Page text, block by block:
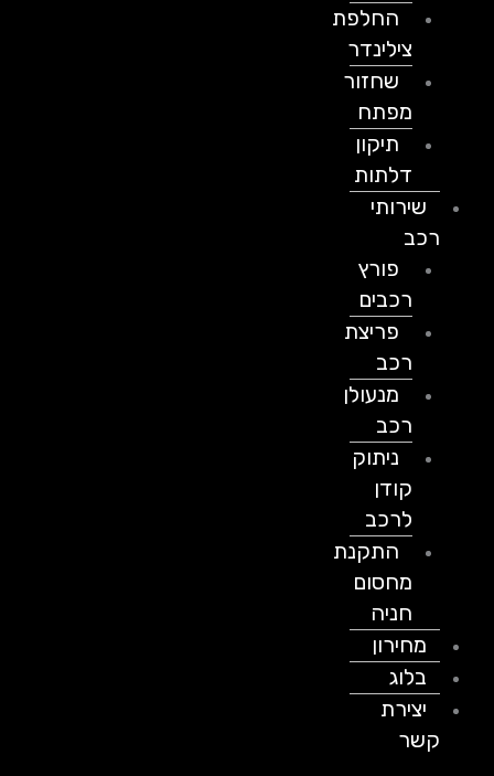
החלפת
צילינדר
שחזור
מפתח
תיקון
דלתות
שירותי
פורץ
רכבים
פריצת
מנעולן
ניתוק
לרכב
התקנת
מחסום
חניה
מחירון
בלוג
יצירת
קשר